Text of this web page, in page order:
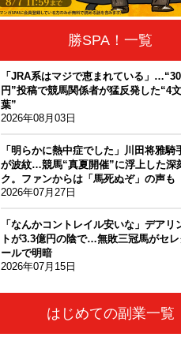
勝SPA！一覧
「JRA系はマジで恵まれている」
円”投稿で競馬関係者が猛反発した“4
葉”
2026年08月03日
「明らかに熱中症でした」川田将雅騎
が波紋…競馬“真夏開催”に浮上した深
ク。ファンからは「馬死ぬぞ」の声も
2026年07月27日
「なんかコントレイル安いな」デアリ
トが3.3億円の陰で…無敗三冠馬がセ
ールで明暗
2026年07月15日
はじめての副業一覧